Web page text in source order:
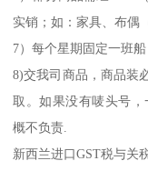
实销；如：家具、布偶
7）每个星期固定一班
8)交我司商品，商品装
取。如果没有唛头号
概不负责.
新西兰进口GST税与关